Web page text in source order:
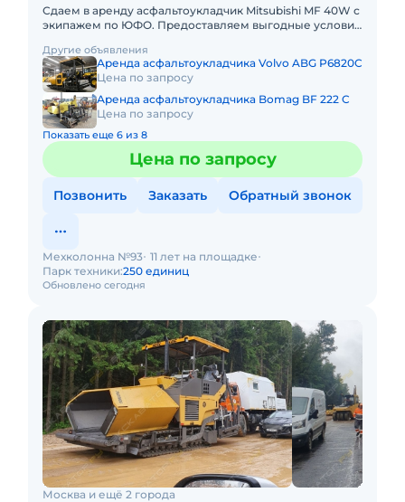
Сдаем в аренду асфальтоукладчик Mitsubishi MF 40W с
экипажем по ЮФО. Предоставляем выгодные условия
Южном федер
Другие объявления
Аренда асфальтоукладчика Volvo ABG P6820C
Цена по запросу
Аренда асфальтоукладчика Bomag BF 222 C
Цена по запросу
Показать еще 6 из 8
Цена по запросу
Позвонить Заказать Обратный звонок
Обновлено сегодня
Мехколонна №93 11 лет на площадке
Парк техники:250 единиц
Москва и ещё 2 города